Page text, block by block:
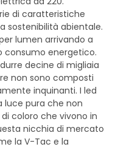
di caratteristiche
sostenibilità abientale.
lumen arrivando a
consumo energetico.
decine di migliaia
non sono composti
inquinanti. I led
luce pura che non
coloro che vivono in
nicchia di mercato
la V-Tac e la